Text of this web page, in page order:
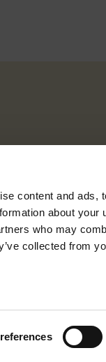
content and ads,
about your
who may
collected from